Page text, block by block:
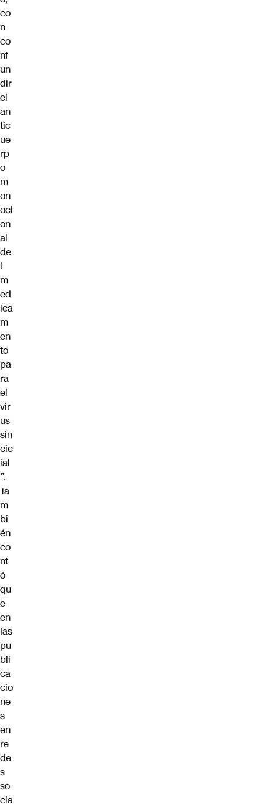
co
n
co
nf
un
dir
el
an
tic
ue
rp
o
m
on
ocl
on
al
de
l
m
ed
ica
m
en
to
pa
ra
el
vir
us
sin
cic
ial
”.
Ta
m
bi
én
co
nt
ó
qu
e
en
las
pu
bli
ca
cio
ne
s
en
re
de
s
so
cia